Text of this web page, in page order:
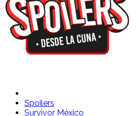
Spoilers Desde la Cuna
Sitio con información sobre series,
Spoilers
Survivor México